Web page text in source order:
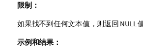
限制：
如果找不到任何文本值，则返回 NULL
示例和结果：